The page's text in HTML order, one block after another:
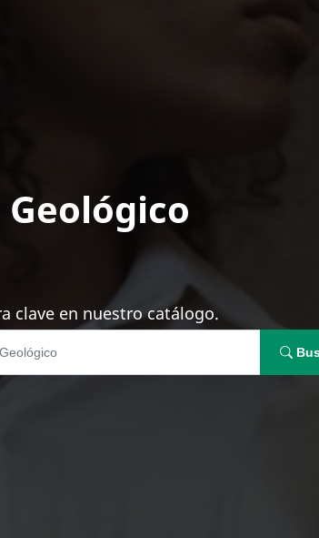
clave en nuestro catálogo.